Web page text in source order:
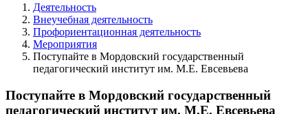
Деятельность
Внеучебная деятельность
Профориентационная деятельность
Мероприятия
Поступайте в Мордовский государственный
педагогический институт им. М.Е. Евсевьева
Поступайте в Мордовский государственный
педагогический институт им. М.Е. Евсевьева